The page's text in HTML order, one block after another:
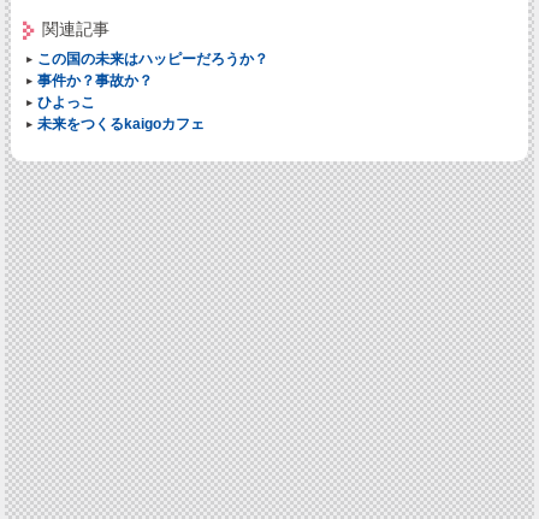
関連記事
この国の未来はハッピーだろうか？
事件か？事故か？
ひよっこ
未来をつくるkaigoカフェ